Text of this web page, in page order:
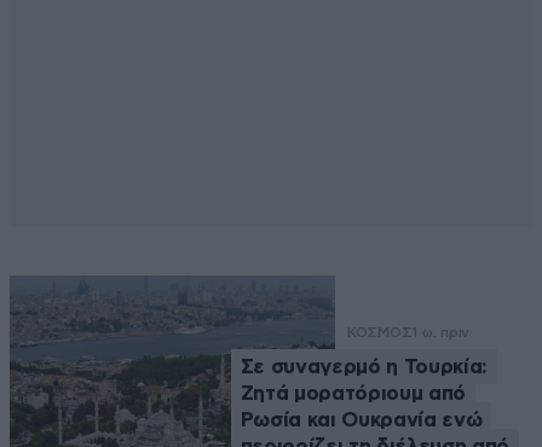
ΚΟΣΜΟΣ 1 ω. πριν
Σε συναγερμό η Τουρκία:
Ζητά μορατόριουμ από
Ρωσία και Ουκρανία ενώ